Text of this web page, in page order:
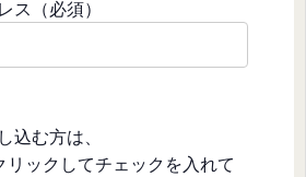
（必須）
込む方は、
ックしてチェックを入れて